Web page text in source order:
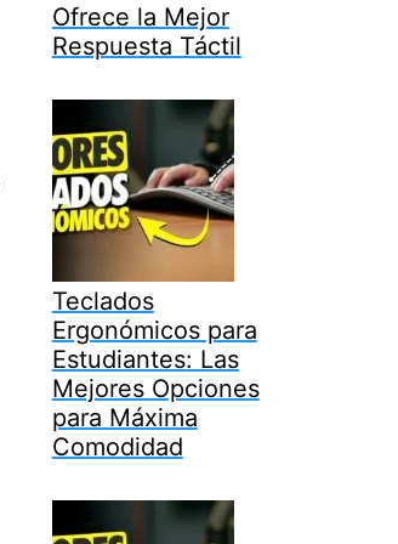
Ofrece la Mejor
Respuesta Táctil
Teclados
Ergonómicos para
Estudiantes: Las
Mejores Opciones
para Máxima
Comodidad